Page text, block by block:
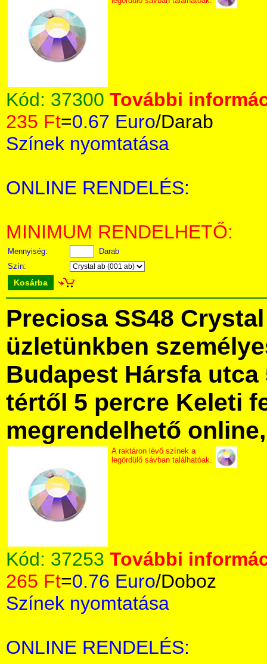
Kód: 37300 További
235 Ft=0.67 Euro/Darab
Színek nyomtatása
ONLINE RENDELÉS:
MINIMUM RENDELHETŐ:
Mennyiség:
Darab
Szín:
Kosárba
Preciosa SS48
üzletünkben
Budapest Hársfa utca
tértől 5 percre Keleti
megrendelhető
A raktáron lévő színek a
legördülő sávban találhatóak.
Kód: 37253 További
265 Ft=0.76 Euro/Doboz
Színek nyomtatása
ONLINE RENDELÉS: